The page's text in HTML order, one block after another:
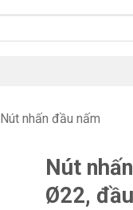
Nút nhấn đầu nấm
Nút
Ø22,